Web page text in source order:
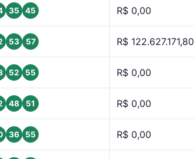
35 45 R$ 0,00
53 57 R$ 122.627.171,80
52 55 R$ 0,00
48 51 R$ 0,00
36 55 R$ 0,00